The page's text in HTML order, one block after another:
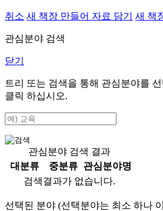
취소 새 책장 만들어 자료 담기 새 책
관심분야 검색
닫기
트리 또는 검색을 통해 관심분야를
클릭 하십시오.
관심분야 검색 결과
대분류
중분류
관심분야명
검색결과가 없습니다.
선택된 분야 (선택분야는 최소 하나